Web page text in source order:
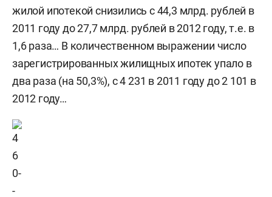
жилой ипотекой снизились с 44,3 млрд. рублей в
2011 году до 27,7 млрд. рублей в 2012 году, т.е. в
1,6 раза… В количественном выражении число
зарегистрированных жилищных ипотек упало в
два раза (на 50,3%), с 4 231 в 2011 году до 2 101 в
2012 году…